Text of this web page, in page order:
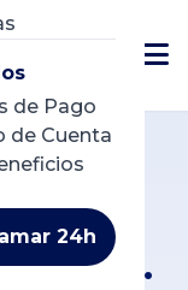
de Pago
de Cuenta
24h
hoy,
vivan.